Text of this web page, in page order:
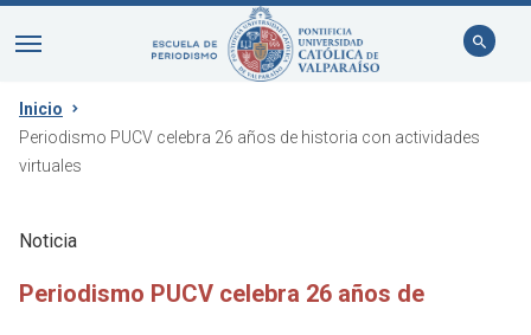
Inicio
Periodismo PUCV celebra 26 años de historia con actividades
virtuales
Noticia
Periodismo PUCV celebra 26 años de